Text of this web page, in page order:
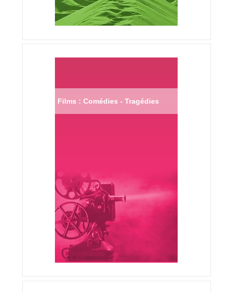
Films : Comédies - Tragédies